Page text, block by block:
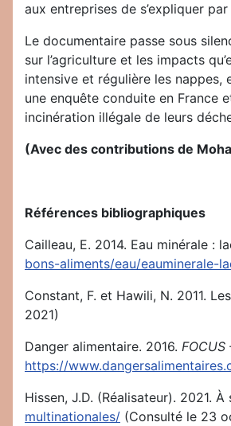
aux entreprises de s’expliquer
Le documentaire passe sous
sur l’agriculture et les impacts
intensive et régulière les
une enquête conduite en France
incinération illégale de leurs
(Avec des contributions de
Références bibliographiques
Cailleau, E. 2014. Eau minérale :
bons-aliments/eau/eauminerale-
Constant, F. et Hawili, N. 2011.
2021)
Danger alimentaire. 2016.
https://
Hissen, J.D. (Réalisateur). 2021.
multinationales/ (Consulté le 23